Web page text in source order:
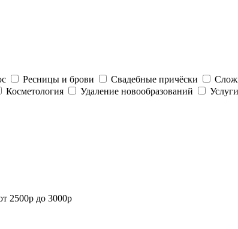
Ресницы и брови Свадебные причёски
Косметология Удаление новообразований
2500р до 3000р